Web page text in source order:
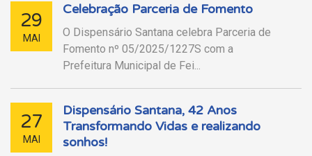
29
MAI
Celebração Parceria de Fomento
O Dispensário Santana celebra Parceria de
Fomento nº 05/2025/1227S com a
Prefeitura Municipal de Fei...
27
MAI
Dispensário Santana, 42 Anos
Transformando Vidas e realizando
sonhos!